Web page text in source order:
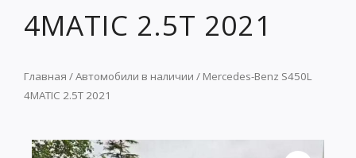
4MATIC 2.5T 2021
Главная /Автомобили в наличии / Mercedes-Benz S450L
4MATIC 2.5T 2021